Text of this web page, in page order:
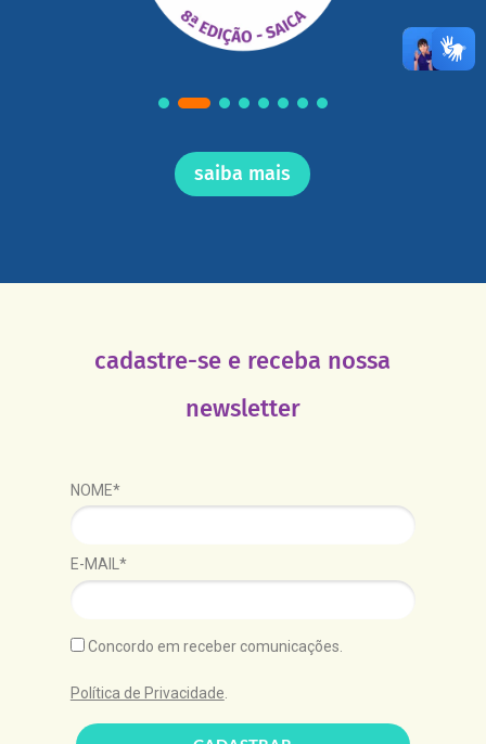
saiba mais
cadastre-se e receba nossa
newsletter
NOME*
E-MAIL*
Concordo em receber comunicações.
Política de Privacidade